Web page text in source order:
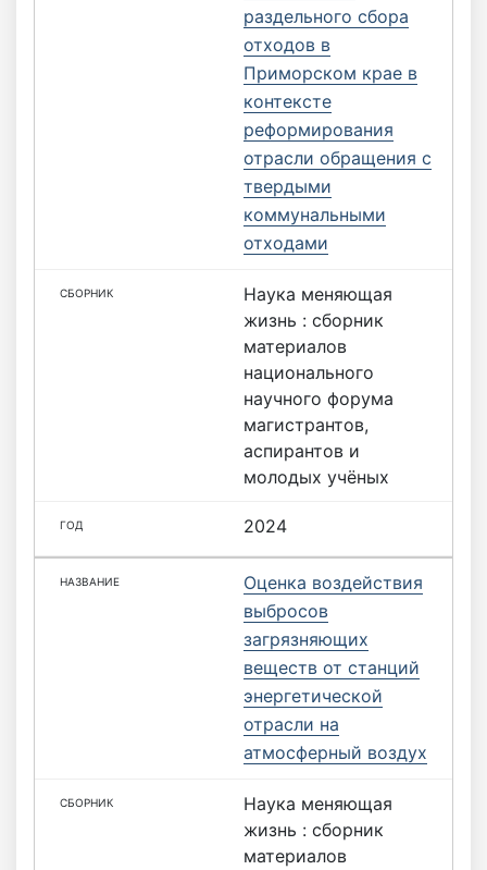
раздельного сбора
отходов в
Приморском крае в
контексте
реформирования
отрасли обращения с
твердыми
коммунальными
отходами
Наука меняющая
жизнь : сборник
материалов
национального
научного форума
магистрантов,
аспирантов и
молодых учёных
2024
Оценка воздействия
выбросов
загрязняющих
веществ от станций
энергетической
отрасли на
атмосферный воздух
Наука меняющая
жизнь : сборник
материалов